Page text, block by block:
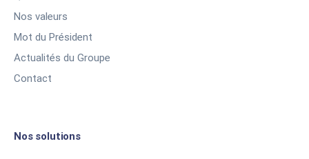
Nos valeurs
Mot du Président
Actualités du Groupe
Contact
Nos solutions